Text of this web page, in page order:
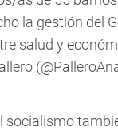
la gestión del
salud y
socialismo